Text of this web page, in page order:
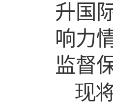
升国
响力
监督
现